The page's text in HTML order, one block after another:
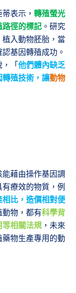
表示， 轉殖螢光
徑的標記 。研究
入動物胚胎，當
基因轉殖成功。
，「他們體內缺乏
殖技術，讓動物
藉由操作基因調
療效的物質，例
比，造價相對便
動物，都有科學背
相關法規 ，未來
物生產專用的動